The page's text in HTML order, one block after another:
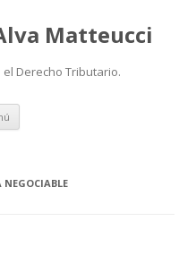
Matteucci
Derecho Tributario.
Ir
contenido
NEGOCIABLE